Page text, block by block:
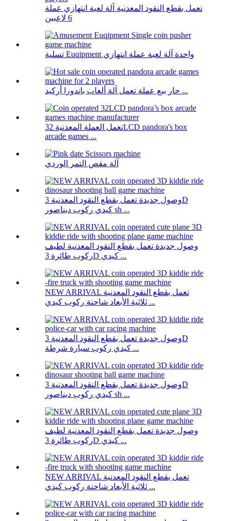
تعمل بقطع النقود المعدنية آلة لعبة انتهازي عملة
6 لاعبين
تسلية Euqipment واحدة آلة لعبة عملة انتهازي
حار بيع عملة تعمل آلة ألعاب باندورا أركيد ...
تعمل العملة المعدنية 32LCD pandora's box
arcade games ...
آلة مقص التمر الوردي
وصول جديدة تعمل بقطع النقود المعدنية 3D
كيدي ركوب ديناصور sh ...
وصول جديدة تعمل بقطع النقود المعدنية لطيف
ركوب طائرة 3D كيدي ...
NEW ARRIVAL تعمل بقطع النقود المعدنية
ثلاثية الأبعاد شاحنة ركوب كيدي ...
وصول جديدة تعمل بقطع النقود المعدنية 3D
كيدي ركوب سيارة شرطة ...
وصول جديدة تعمل بقطع النقود المعدنية 3D
كيدي ركوب ديناصور sh ...
وصول جديدة تعمل بقطع النقود المعدنية لطيف
ركوب طائرة 3D كيدي ...
NEW ARRIVAL تعمل بقطع النقود المعدنية
ثلاثية الأبعاد شاحنة ركوب كيدي ...